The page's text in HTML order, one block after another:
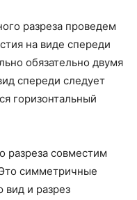
разреза проведем
на виде спереди
обязательно двумя
спереди следует
горизонтальный
разреза совместим
Это симметричные
и разрез